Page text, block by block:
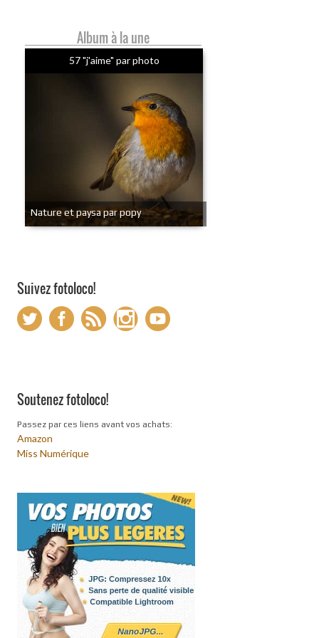
Album à la une
57 "j'aime" par photo
Nature et paysa par popy
Suivez fotoloco!
Soutenez fotoloco!
Passez par ces liens avant vos achats:
Amazon
Miss Numérique